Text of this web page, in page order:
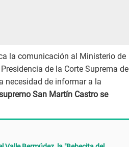
la comunicación al Ministerio de
de la Corte Suprema de
necesidad de informar a la
San Martín Castro se